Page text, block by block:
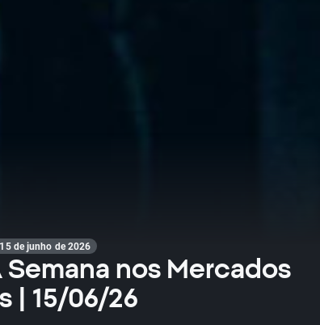
de junho de 2026
Semana nos Mercados
| 15/06/26